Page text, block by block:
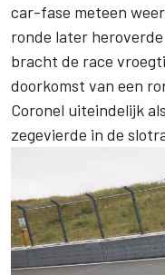
car-fase meteen
ronde later
bracht de race
doorkomst van een
Coronel uiteindelijk
zegevierde in de